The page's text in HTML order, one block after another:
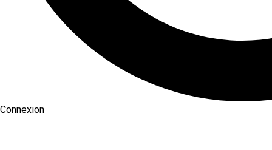
Connexion